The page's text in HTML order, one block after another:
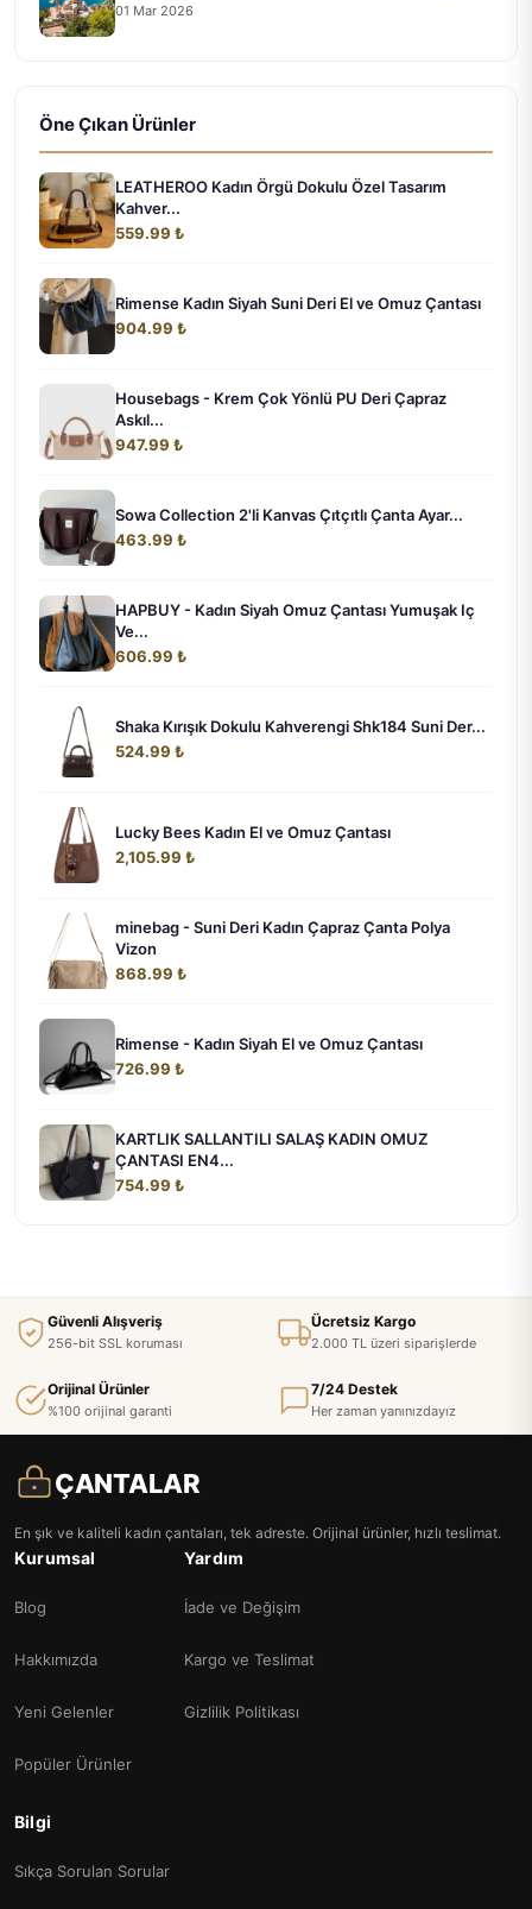
01 Mar 2026
Öne Çıkan Ürünler
LEATHEROO Kadın Örgü Dokulu Özel Tasarım
Kahver...
559.99 ₺
Rimense Kadın Siyah Suni Deri El ve Omuz Çantası
904.99 ₺
Housebags - Krem Çok Yönlü PU Deri Çapraz
Askıl...
947.99 ₺
Sowa Collection 2'li Kanvas Çıtçıtlı Çanta Ayar...
463.99 ₺
HAPBUY - Kadın Siyah Omuz Çantası Yumuşak Iç
Ve...
606.99 ₺
Shaka Kırışık Dokulu Kahverengi Shk184 Suni Der...
524.99 ₺
Lucky Bees Kadın El ve Omuz Çantası
2,105.99 ₺
minebag - Suni Deri Kadın Çapraz Çanta Polya
Vizon
868.99 ₺
Rimense - Kadın Siyah El ve Omuz Çantası
726.99 ₺
KARTLIK SALLANTILI SALAŞ KADIN OMUZ
ÇANTASI EN4...
754.99 ₺
Güvenli Alışveriş
256-bit SSL koruması
Ücretsiz Kargo
2.000 TL üzeri siparişlerde
Orijinal Ürünler
%100 orijinal garanti
7/24 Destek
Her zaman yanınızdayız
ÇANTALAR
En şık ve kaliteli kadın çantaları, tek adreste. Orijinal ürünler, hızlı teslimat.
Kurumsal
Blog
Hakkımızda
Yeni Gelenler
Popüler Ürünler
Yardım
İade ve Değişim
Kargo ve Teslimat
Gizlilik Politikası
Bilgi
Sıkça Sorulan Sorular